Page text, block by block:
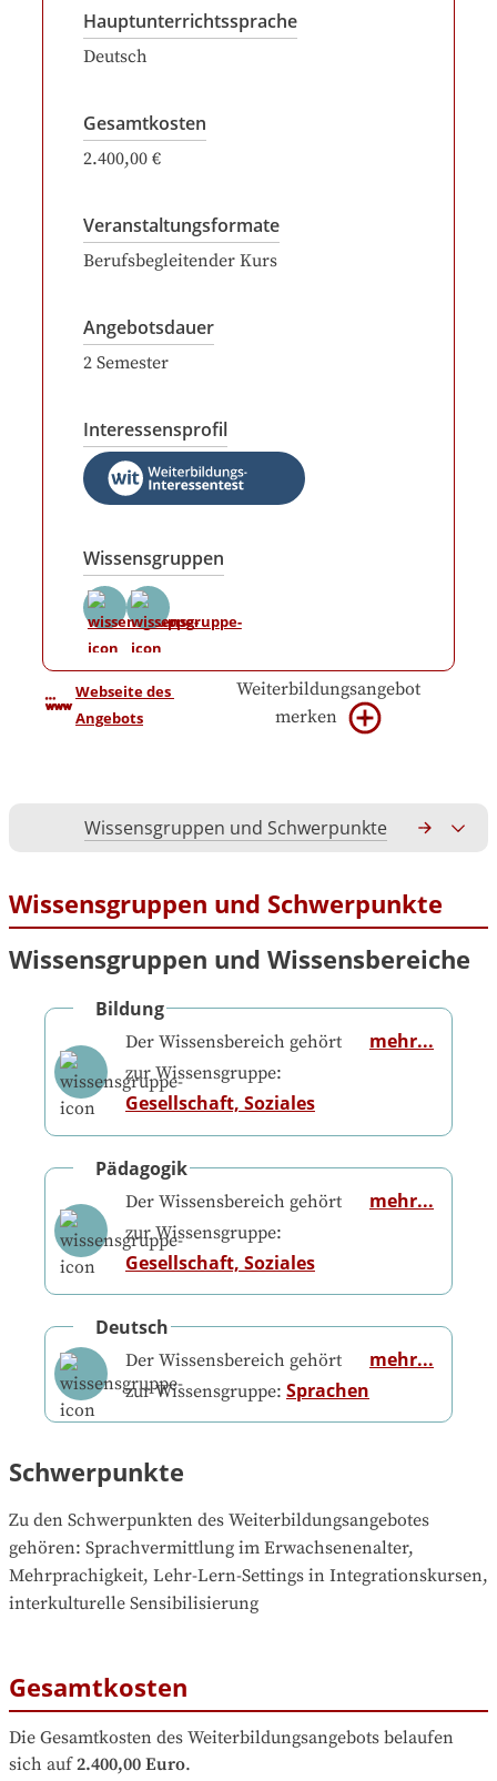
Hauptunterrichtssprache
Deutsch
Gesamtkosten
2.400,00 €
Veranstaltungsformate
Berufsbegleitender Kurs
Angebotsdauer
2 Semester
Interessensprofil
Wissensgruppen
Webseite des
Angebots
Weiterbildungsangebot
merken
Wissensgruppen und Schwerpunkte
Wissensgruppen und Schwerpunkte
Wissensgruppen und Wissensbereiche
Bildung
Der Wissensbereich gehört
zur Wissensgruppe:
Gesellschaft, Soziales
mehr...
Pädagogik
Der Wissensbereich gehört
zur Wissensgruppe:
Gesellschaft, Soziales
mehr...
Deutsch
Der Wissensbereich gehört
zur Wissensgruppe: Sprachen
mehr...
Schwerpunkte
Zu den Schwerpunkten des Weiterbildungsangebotes
gehören: Sprachvermittlung im Erwachsenenalter,
Mehrprachigkeit, Lehr-Lern-Settings in Integrationskursen,
interkulturelle Sensibilisierung
Gesamtkosten
Die Gesamtkosten des Weiterbildungsangebots belaufen
sich auf 2.400,00 Euro.